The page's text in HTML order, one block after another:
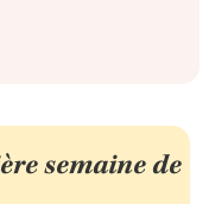
semaine de